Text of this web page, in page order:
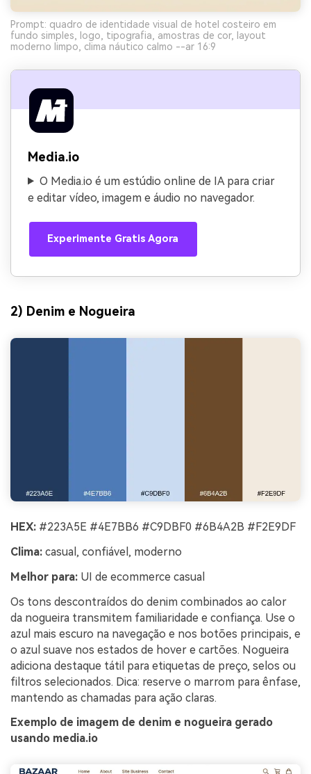
Prompt: quadro de identidade visual de hotel costeiro em
fundo simples, logo, tipografia, amostras de cor, layout
moderno limpo, clima náutico calmo --ar 16:9
Media.io
O Media.io é um estúdio online de IA para criar
e editar vídeo, imagem e áudio no navegador.
Experimente Gratis Agora
2) Denim e Nogueira
HEX: #223A5E #4E7BB6 #C9DBF0 #6B4A2B #F2E9DF
Clima: casual, confiável, moderno
Melhor para: UI de ecommerce casual
Os tons descontraídos do denim combinados ao calor
da nogueira transmitem familiaridade e confiança. Use o
azul mais escuro na navegação e nos botões principais, e
o azul suave nos estados de hover e cartões. Nogueira
adiciona destaque tátil para etiquetas de preço, selos ou
filtros selecionados. Dica: reserve o marrom para ênfase,
mantendo as chamadas para ação claras.
Exemplo de imagem de denim e nogueira gerado
usando media.io